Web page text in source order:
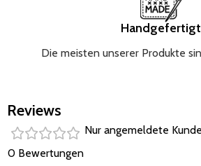
Handgefertigt
Die meisten unserer Produkte
Reviews
0 Bewertungen
Nur angemeldete